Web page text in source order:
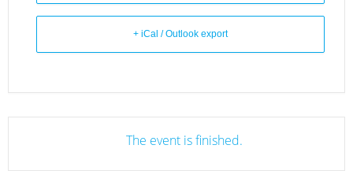
+ iCal / Outlook export
The event is finished.